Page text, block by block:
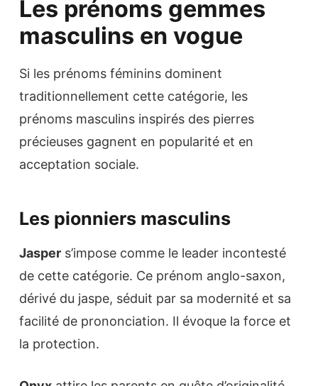
Les prénoms gemmes
masculins en vogue
Si les prénoms féminins dominent
traditionnellement cette catégorie, les
prénoms masculins inspirés des pierres
précieuses gagnent en popularité et en
acceptation sociale.
Les pionniers masculins
Jasper s’impose comme le leader incontesté
de cette catégorie. Ce prénom anglo-saxon,
dérivé du jaspe, séduit par sa modernité et sa
facilité de prononciation. Il évoque la force et
la protection.